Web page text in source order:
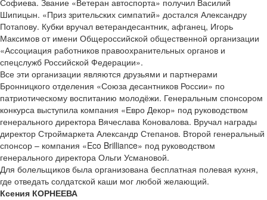
Софиева. Звание «Ветеран автоспорта» получил Василий
Шипицын. «Приз зрительских симпатий» достался Александру
Потапову. Кубки вручал ветеран­десантник, афганец, Игорь
Максимов от имени Общероссийской общественной организации
«Ассоциация работников правоохранительных органов и
спецслужб Российской Федерации».
Все эти организации являются друзьями и партнерами
Бронницкого отделения «Союза десантников России» по
патриотическому воспитанию молодёжи. Генеральным спонсором
конкурса выступила компания «Евро Декор» под руководством
генерального директора Вячеслава Коновалова. Вручал награды
директор Строймаркета Александр Степанов. Второй генеральный
спонсор – компания «Eco Brilliance» под руководством
генерального директора Ольги Усмановой.
Для болельщиков была организована бесплатная полевая кухня,
где отведать солдатской каши мог любой желающий.
Ксения КОРНЕЕВА